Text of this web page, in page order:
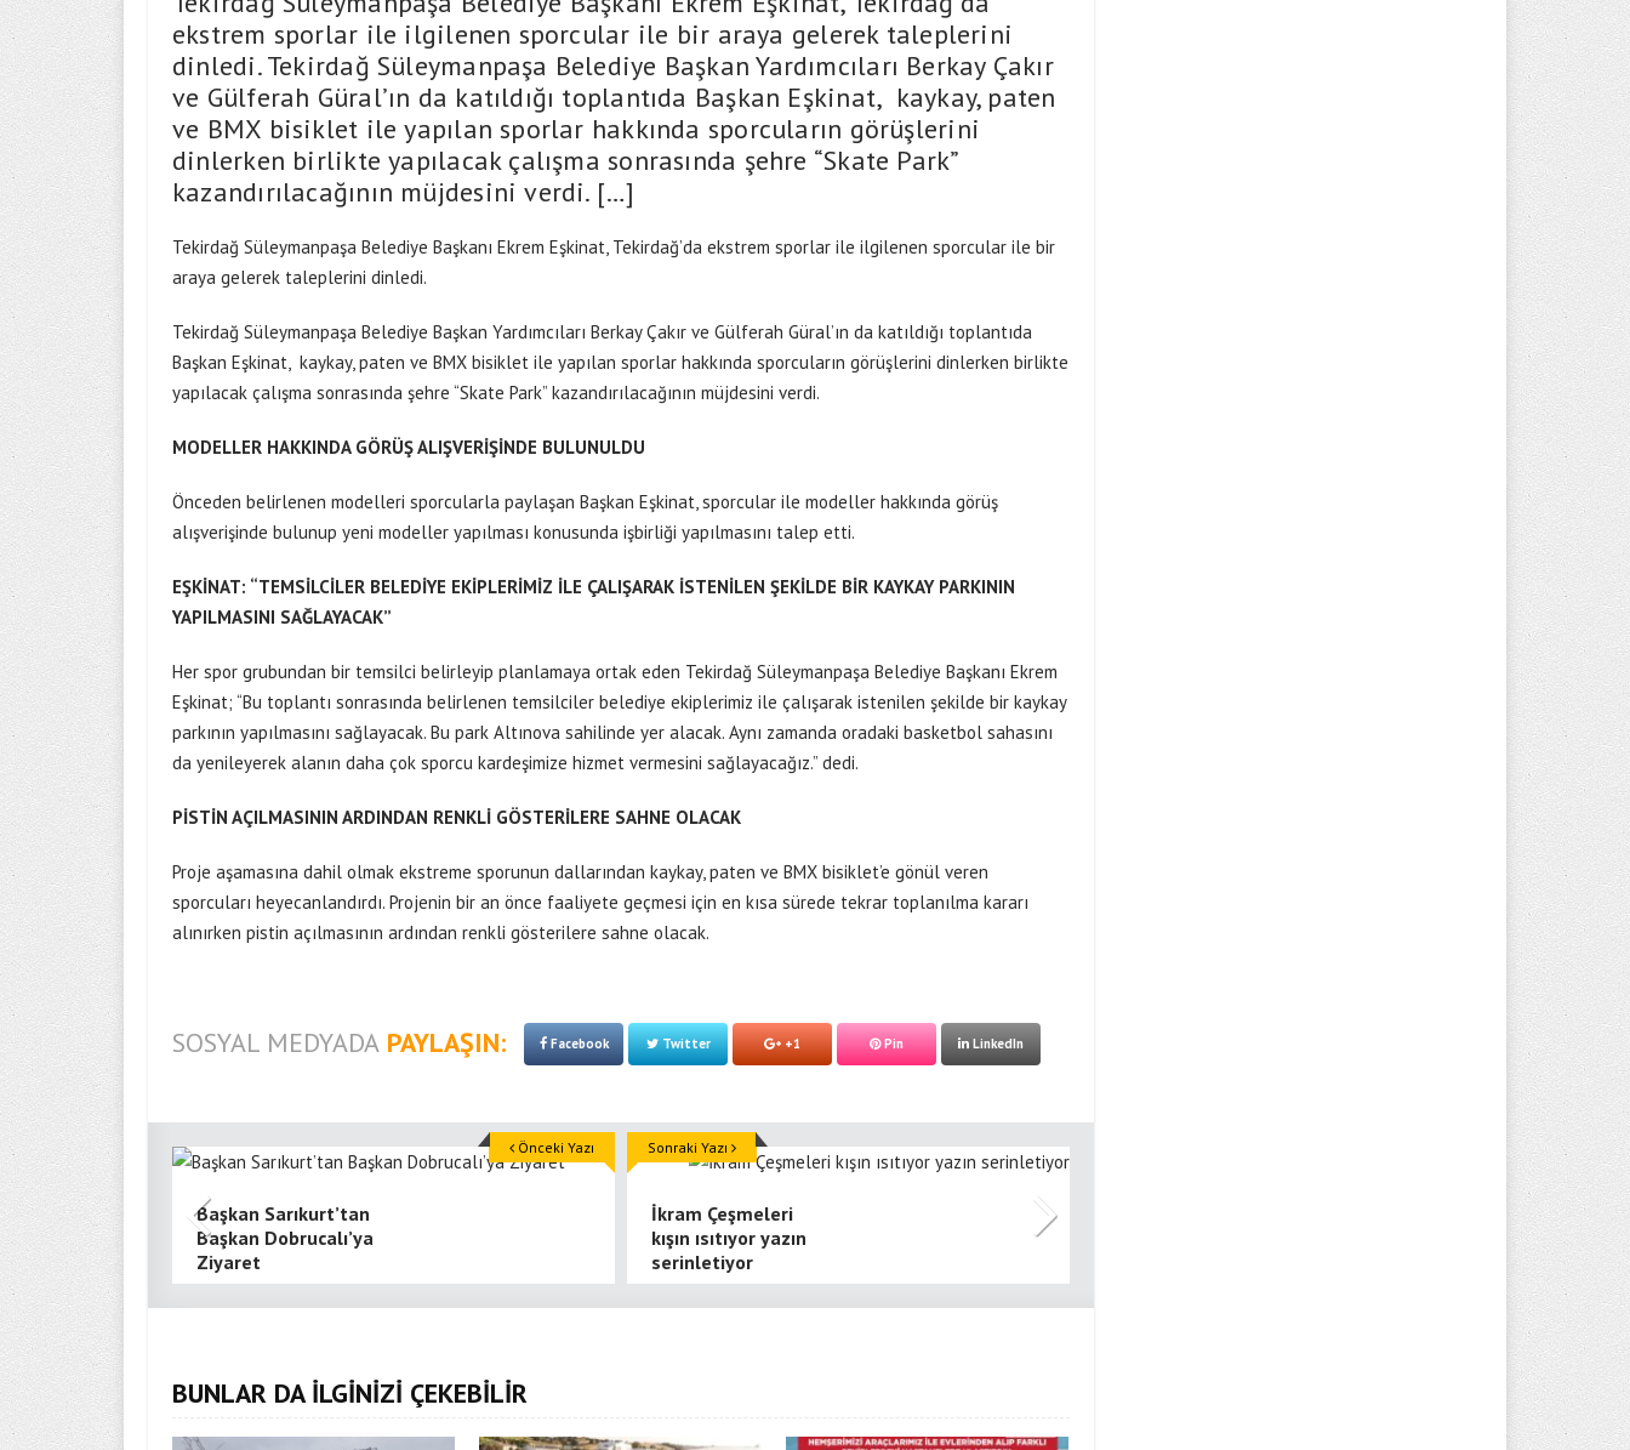
ekstrem sporlar ile ilgilenen sporcular ile bir araya gelerek taleplerini
dinledi. Tekirdağ Süleymanpaşa Belediye Başkan Yardımcıları Berkay Çakır
ve Gülferah Güral’ın da katıldığı toplantıda Başkan Eşkinat, kaykay, paten
ve BMX bisiklet ile yapılan sporlar hakkında sporcuların görüşlerini
dinlerken birlikte yapılacak çalışma sonrasında şehre “Skate Park”
kazandırılacağının müjdesini verdi. […]
Tekirdağ Süleymanpaşa Belediye Başkanı Ekrem Eşkinat, Tekirdağ’da ekstrem sporlar ile ilgilenen sporcular ile bir
araya gelerek taleplerini dinledi.
Tekirdağ Süleymanpaşa Belediye Başkan Yardımcıları Berkay Çakır ve Gülferah Güral’ın da katıldığı toplantıda
Başkan Eşkinat, kaykay, paten ve BMX bisiklet ile yapılan sporlar hakkında sporcuların görüşlerini dinlerken birlikte
yapılacak çalışma sonrasında şehre “Skate Park” kazandırılacağının müjdesini verdi.
MODELLER HAKKINDA GÖRÜŞ ALIŞVERİŞİNDE BULUNULDU
Önceden belirlenen modelleri sporcularla paylaşan Başkan Eşkinat, sporcular ile modeller hakkında görüş
alışverişinde bulunup yeni modeller yapılması konusunda işbirliği yapılmasını talep etti.
EŞKİNAT: “TEMSİLCİLER BELEDİYE EKİPLERİMİZ İLE ÇALIŞARAK İSTENİLEN ŞEKİLDE BİR KAYKAY PARKININ
YAPILMASINI SAĞLAYACAK”
Her spor grubundan bir temsilci belirleyip planlamaya ortak eden Tekirdağ Süleymanpaşa Belediye Başkanı Ekrem
Eşkinat; “Bu toplantı sonrasında belirlenen temsilciler belediye ekiplerimiz ile çalışarak istenilen şekilde bir kaykay
parkının yapılmasını sağlayacak. Bu park Altınova sahilinde yer alacak. Aynı zamanda oradaki basketbol sahasını
da yenileyerek alanın daha çok sporcu kardeşimize hizmet vermesini sağlayacağız.” dedi.
PİSTİN AÇILMASININ ARDINDAN RENKLİ GÖSTERİLERE SAHNE OLACAK
Proje aşamasına dahil olmak ekstreme sporunun dallarından kaykay, paten ve BMX bisiklet’e gönül veren
sporcuları heyecanlandırdı. Projenin bir an önce faaliyete geçmesi için en kısa sürede tekrar toplanılma kararı
alınırken pistin açılmasının ardından renkli gösterilere sahne olacak.
SOSYAL MEDYADA PAYLAŞIN: Facebook Twitter +1 Pin LinkedIn
Başkan Sarıkurt’tan
Başkan Dobrucalı’ya
Ziyaret
Önceki Yazı
İkram Çeşmeleri
kışın ısıtıyor yazın
serinletiyor
Sonraki Yazı
BUNLAR DA İLGİNİZİ ÇEKEBİLİR